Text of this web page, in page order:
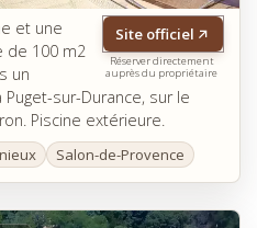
Site officiel
Réserver directement
auprès du propriétaire
et une
de 100 m2
un
sur-Durance, sur le
Piscine extérieure.
Salon-de-Provence